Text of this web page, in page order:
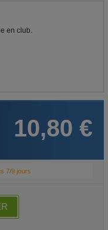
en club.
10,80 €
7/9 jours